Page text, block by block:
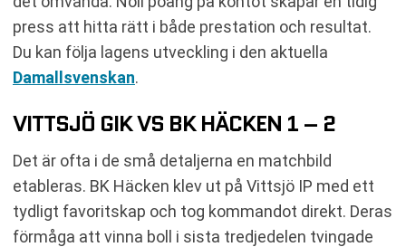
press att hitta rätt i både prestation och resultat.
Du kan följa lagens utveckling i den aktuella
Damallsvenskan.
VITTSJÖ GIK VS BK HÄCKEN 1 – 2
Det är ofta i de små detaljerna en matchbild
etableras. BK Häcken klev ut på Vittsjö IP med ett
tydligt favoritskap och tog kommandot direkt. Deras
förmåga att vinna boll i sista tredjedelen tvingade